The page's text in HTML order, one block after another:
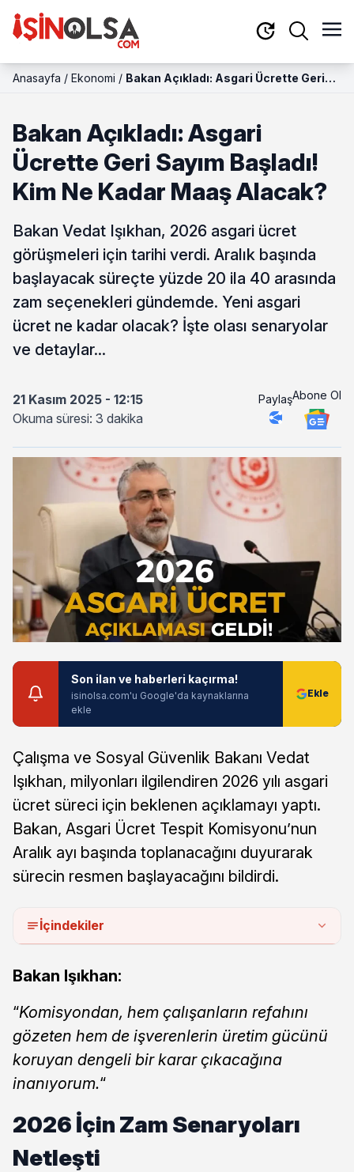
Anasayfa / Ekonomi / Bakan Açıkladı: Asgari Ücrette Geri
Bakan Açıkladı: Asgari
Ücrette Geri Sayım Başladı!
Kim Ne Kadar Maaş Alacak?
Bakan Vedat Işıkhan, 2026 asgari ücret
görüşmeleri için tarihi verdi. Aralık başında
başlayacak süreçte yüzde 20 ila 40 arasında
zam seçenekleri gündemde. Yeni asgari
ücret ne kadar olacak? İşte olası senaryolar
ve detaylar...
21 Kasım 2025 - 12:15
Okuma süresi: 3 dakika
PaylaşAbone Ol
Son ilan ve haberleri kaçırma!
isinolsa.com'u Google'da kaynaklarına
ekle
Çalışma ve Sosyal Güvenlik Bakanı Vedat
Işıkhan, milyonları ilgilendiren 2026 yılı asgari
ücret süreci için beklenen açıklamayı yaptı.
Bakan, Asgari Ücret Tespit Komisyonu’nun
Aralık ayı başında toplanacağını duyurarak
sürecin resmen başlayacağını bildirdi.
İçindekiler
Bakan Işıkhan:
“Komisyondan, hem çalışanların refahını
gözeten hem de işverenlerin üretim gücünü
koruyan dengeli bir karar çıkacağına
inanıyorum.“
2026 İçin Zam Senaryoları
Netleşti